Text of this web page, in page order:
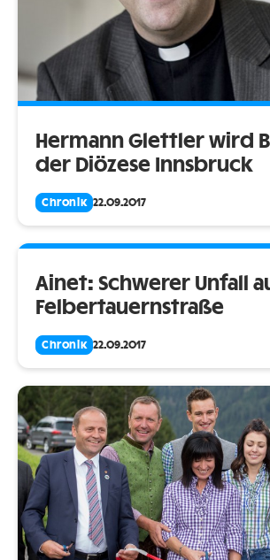
Hermann Glettler wird
der Diözese Innsbruck
Chronik 22.09.2017
Ainet: Schwerer Unfall
Felbertauernstraße
Chronik 22.09.2017